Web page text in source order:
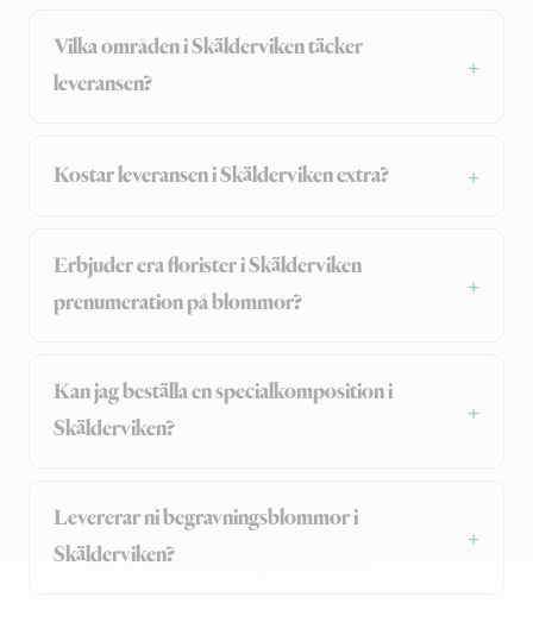
Vilka områden i Skälderviken täcker
leveransen?
Kostar leveransen i Skälderviken extra?
Erbjuder era florister i Skälderviken
prenumeration på blommor?
Kan jag beställa en specialkomposition i
Skälderviken?
Levererar ni begravningsblommor i
Skälderviken?